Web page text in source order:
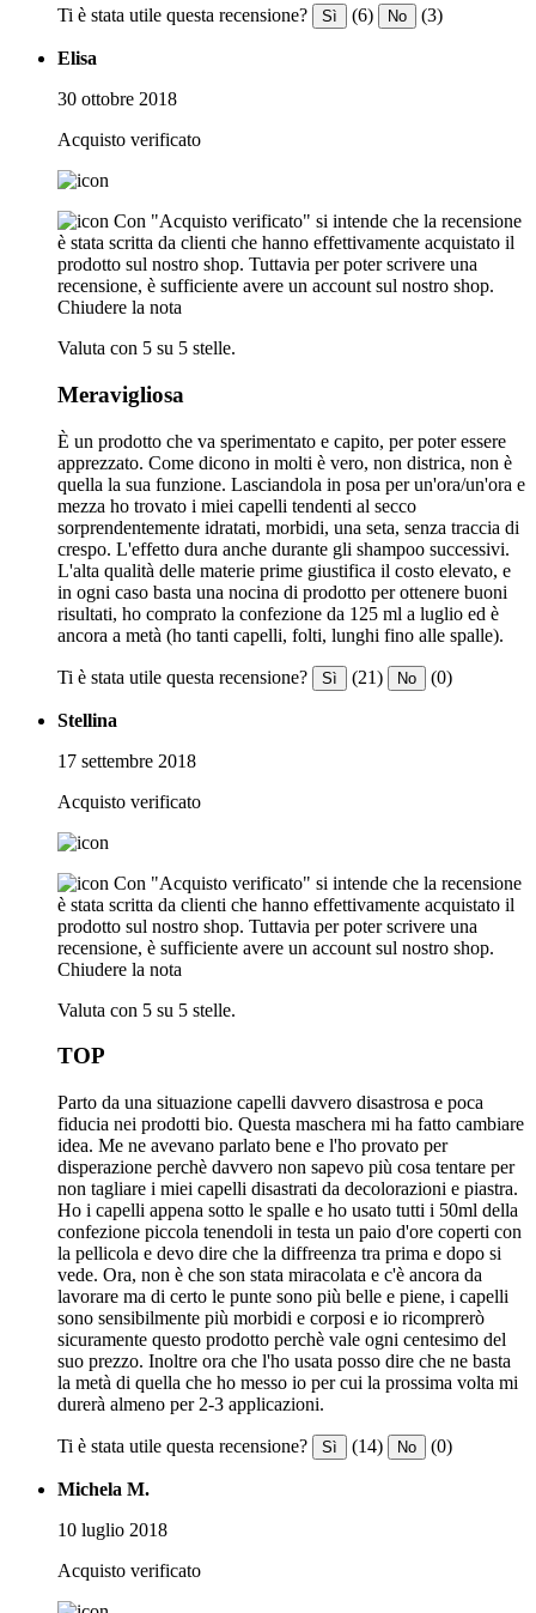
Ti è stata utile questa recensione? Sì (6) No (3)
Elisa
30 ottobre 2018
Acquisto verificato
Con "Acquisto verificato" si intende che la recensione
è stata scritta da clienti che hanno effettivamente acquistato il
prodotto sul nostro shop. Tuttavia per poter scrivere una
recensione, è sufficiente avere un account sul nostro shop.
Chiudere la nota
Valuta con 5 su 5 stelle.
Meravigliosa
È un prodotto che va sperimentato e capito, per poter essere
apprezzato. Come dicono in molti è vero, non districa, non è
quella la sua funzione. Lasciandola in posa per un'ora/un'ora e
mezza ho trovato i miei capelli tendenti al secco
sorprendentemente idratati, morbidi, una seta, senza traccia di
crespo. L'effetto dura anche durante gli shampoo successivi.
L'alta qualità delle materie prime giustifica il costo elevato, e
in ogni caso basta una nocina di prodotto per ottenere buoni
risultati, ho comprato la confezione da 125 ml a luglio ed è
ancora a metà (ho tanti capelli, folti, lunghi fino alle spalle).
Ti è stata utile questa recensione? Sì (21) No (0)
Stellina
17 settembre 2018
Acquisto verificato
Con "Acquisto verificato" si intende che la recensione
è stata scritta da clienti che hanno effettivamente acquistato il
prodotto sul nostro shop. Tuttavia per poter scrivere una
recensione, è sufficiente avere un account sul nostro shop.
Chiudere la nota
Valuta con 5 su 5 stelle.
TOP
Parto da una situazione capelli davvero disastrosa e poca
fiducia nei prodotti bio. Questa maschera mi ha fatto cambiare
idea. Me ne avevano parlato bene e l'ho provato per
disperazione perchè davvero non sapevo più cosa tentare per
non tagliare i miei capelli disastrati da decolorazioni e piastra.
Ho i capelli appena sotto le spalle e ho usato tutti i 50ml della
confezione piccola tenendoli in testa un paio d'ore coperti con
la pellicola e devo dire che la diffreenza tra prima e dopo si
vede. Ora, non è che son stata miracolata e c'è ancora da
lavorare ma di certo le punte sono più belle e piene, i capelli
sono sensibilmente più morbidi e corposi e io ricomprerò
sicuramente questo prodotto perchè vale ogni centesimo del
suo prezzo. Inoltre ora che l'ho usata posso dire che ne basta
la metà di quella che ho messo io per cui la prossima volta mi
durerà almeno per 2-3 applicazioni.
Ti è stata utile questa recensione? Sì (14) No (0)
Michela M.
10 luglio 2018
Acquisto verificato